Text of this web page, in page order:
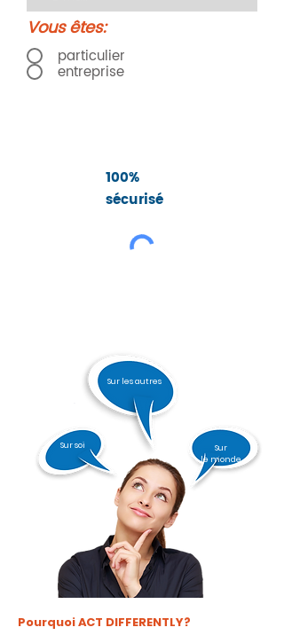
Vous êtes:
particulier
entreprise
100%
sécurisé
Sur soi
Sur les autres
Sur
le monde
Pourquoi ACT DIFFERENTLY?